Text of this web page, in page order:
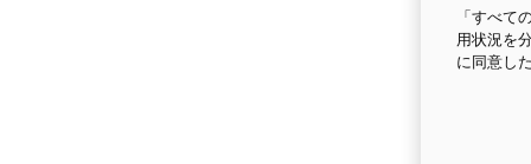
「すべて
用状況を
に同意し